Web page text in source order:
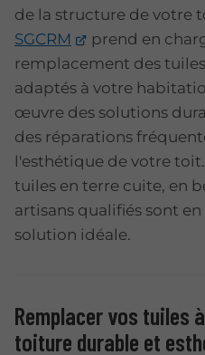
de la structure de votre
SGCRM
prend en
remplacement des
adaptés à votre
œuvre des solutions
des réparations
l'esthétique de votre
tuiles en terre cuite, en
artisans qualifiés sont
solution idéale.
Remplacer vos tuiles
toiture durable et